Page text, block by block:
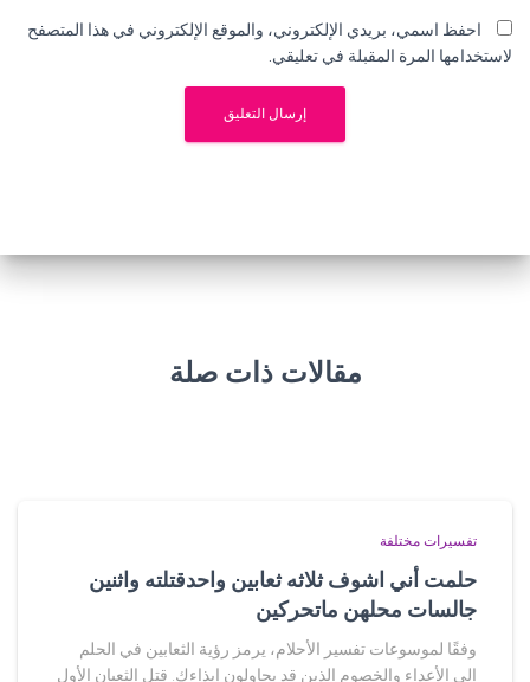
احفظ اسمي، بريدي الإلكتروني، والموقع الإلكتروني في هذا المتصفح
لاستخدامها المرة المقبلة في تعليقي.
مقالات ذات صلة
تفسيرات مختلفة
حلمت أني اشوف ثلاثه ثعابين واحدقتلته واثنين
جالسات محلهن ماتحركين
وفقًا لموسوعات تفسير الأحلام، يرمز رؤية الثعابين في الحلم
إلى الأعداء والخصوم الذين قد يحاولون إيذاءك. قتل الثعبان الأول